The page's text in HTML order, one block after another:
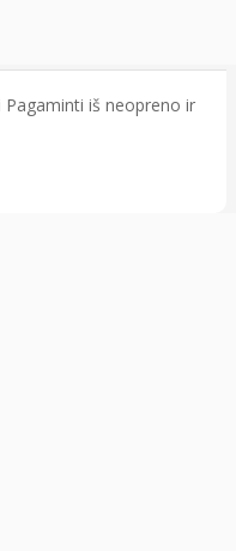
Pagaminti iš neopreno ir